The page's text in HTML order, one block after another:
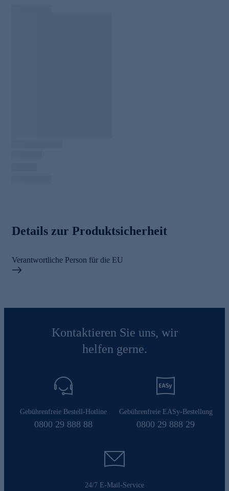
Details zur Produktsicherheit
Verantwortliche Person für die EU
Kontaktieren Sie uns, wir
helfen gerne.
Gebührenfreie Bestell-Hotline
0800 29 888 88
Gebührenfreie EASy-Bestellung
0800 29 888 29
24/7 E-Mail-Service